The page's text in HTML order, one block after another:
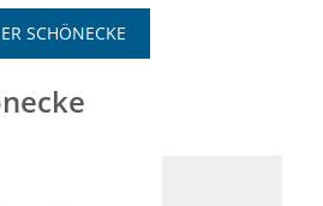
SCHÖNECKE